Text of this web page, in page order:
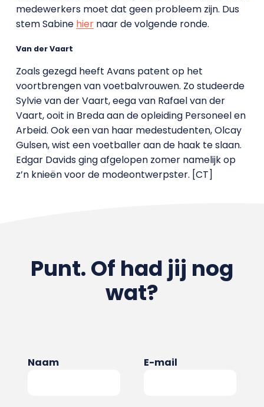
medewerkers moet dat geen probleem zijn. Dus
stem Sabine hiernaar de volgende ronde.
Van der Vaart
Zoals gezegd heeft Avans patent op het
voortbrengen van voetbalvrouwen. Zo studeerde
Sylvie van der Vaart, eega van Rafael van der
Vaart, ooit in Breda aan de opleiding Personeel en
Arbeid. Ook een van haar medestudenten, Olcay
Gulsen, wist een voetballer aan de haak te slaan.
Edgar Davids ging afgelopen zomer namelijk op
z’n knieën voor de modeontwerpster. [CT]
Punt. Of had jij nog
wat?
Naam E-mail